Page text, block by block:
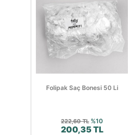
Folipak Saç Bonesi 50 Li
222,60 TL %10
200,35 TL